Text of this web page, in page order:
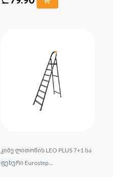
კიბე ლითონის LEO PLUS 7+1 სა
ფეხური Eurostep...